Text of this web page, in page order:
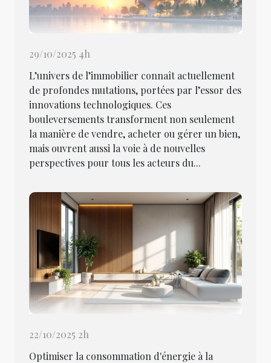
29/10/2025 4h
L’univers de l’immobilier connaît actuellement
de profondes mutations, portées par l’essor des
innovations technologiques. Ces
bouleversements transforment non seulement
la manière de vendre, acheter ou gérer un bien,
mais ouvrent aussi la voie à de nouvelles
perspectives pour tous les acteurs du...
22/10/2025 2h
Optimiser la consommation d'énergie à la